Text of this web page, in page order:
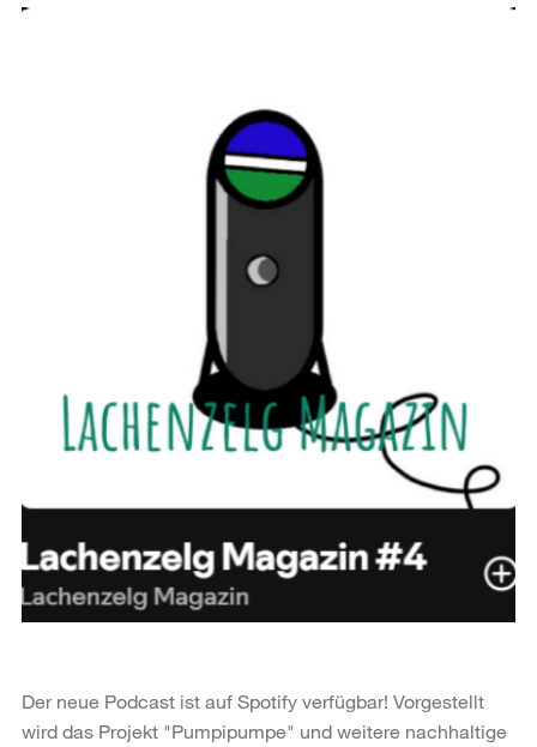
Der neue Podcast ist auf Spotify verfügbar! Vorgestellt
wird das Projekt "Pumpipumpe" und weitere nachhaltige